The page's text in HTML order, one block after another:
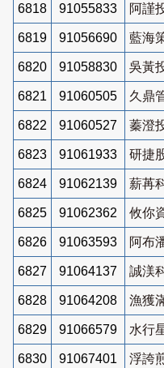
6818 91055833 阿謹
6819 91056690 藍海
6820 91058830 吳黃
6821 91060505 久鼎
6822 91060527 蓁澄
6823 91061933 研捷
6824 91062139 薪苒
6825 91062362 攸你
6826 91063593 阿布
6827 91064137 誠渼
6828 91064208 漁獲
6829 91066579 水行
6830 91067401 浮誇